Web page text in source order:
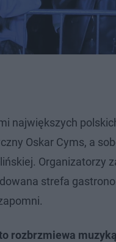
największych
Oskar Cyms, a
Organizatorzy
strefa
rozbrzmiewa